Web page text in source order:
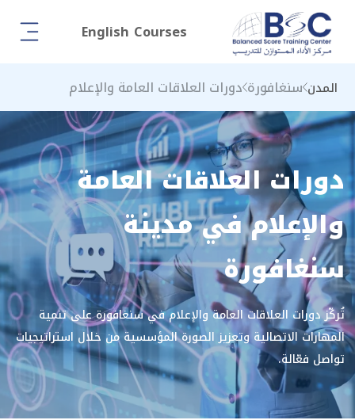
English Courses
المدن سنغافورة دورات العلاقات العامة والإعلام
دورات العلاقات العامة
والإعلام في مدينة
سنغافورة
تُركّز دورات العلاقات العامة والإعلام في سنغافورة على تنمية
المهارات الاتصالية وتعزيز الصورة المؤسسية من خلال استراتيجيات
تواصل فعّالة.